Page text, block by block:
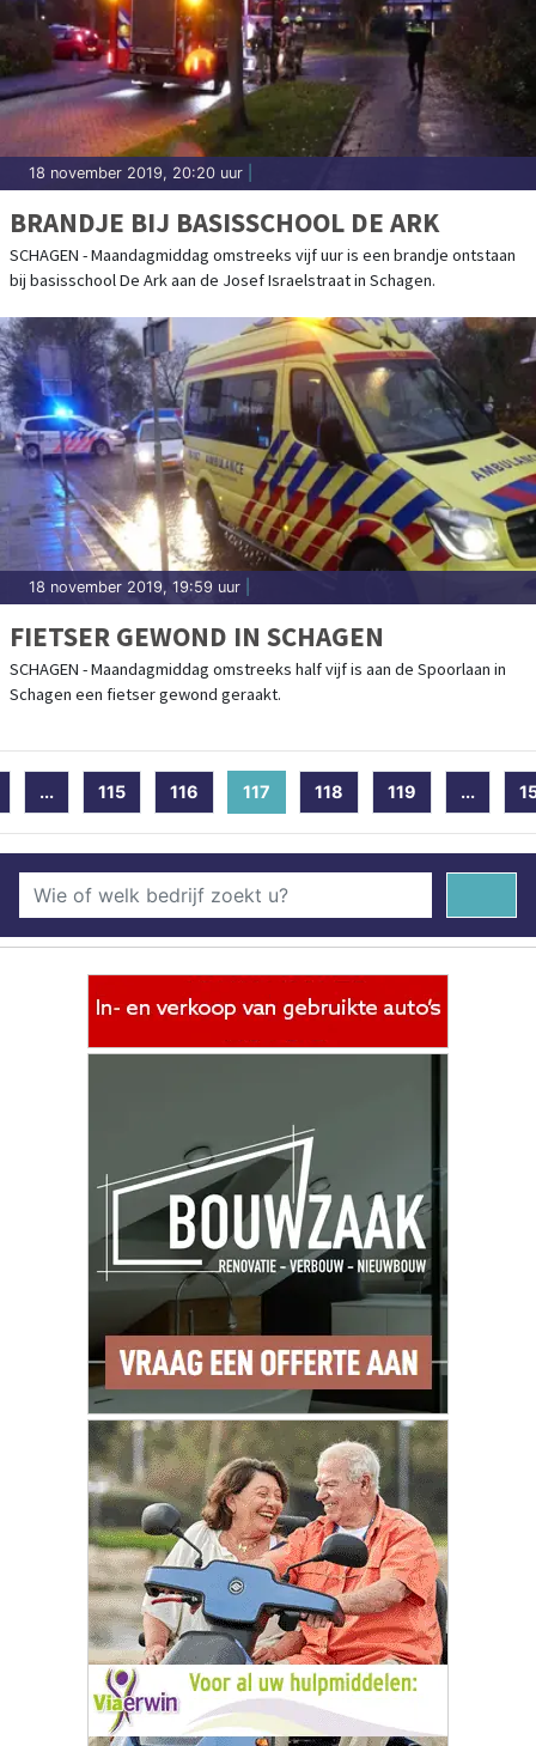
18 november 2019, 20:20 uur
BRANDJE BIJ BASISSCHOOL DE ARK
SCHAGEN - Maandagmiddag omstreeks vijf uur is een brandje ontstaan
bij basisschool De Ark aan de Josef Israelstraat in Schagen.
18 november 2019, 19:59 uur
FIETSER GEWOND IN SCHAGEN
SCHAGEN - Maandagmiddag omstreeks half vijf is aan de Spoorlaan in
Schagen een fietser gewond geraakt.
... 115 116 117 (current)
118 119 ...